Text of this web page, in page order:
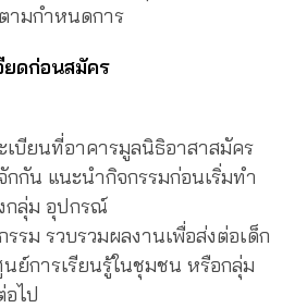
ามกำหนดการ
ยดก่อนสมัคร
บียนที่อาคารมูลนิธิอาสาสมัคร
กกัน แนะนำกิจกรรมก่อนเริ่มทำ
กลุ่ม อุปกรณ์
รวบรวมผลงานเพื่อส่งต่อเด็ก
นย์การเรียนรู้ในชุมชน หรือกลุ่ม
อไป